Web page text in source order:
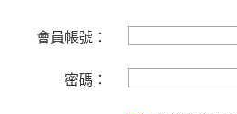
會員帳號：
密碼：